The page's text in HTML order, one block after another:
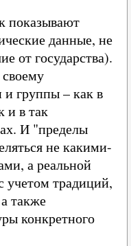
показывают
данные, не
от государства).
группы – как в
и в так
И "пределы
не какими-
а реальной
учетом традиций,
также
конкретного